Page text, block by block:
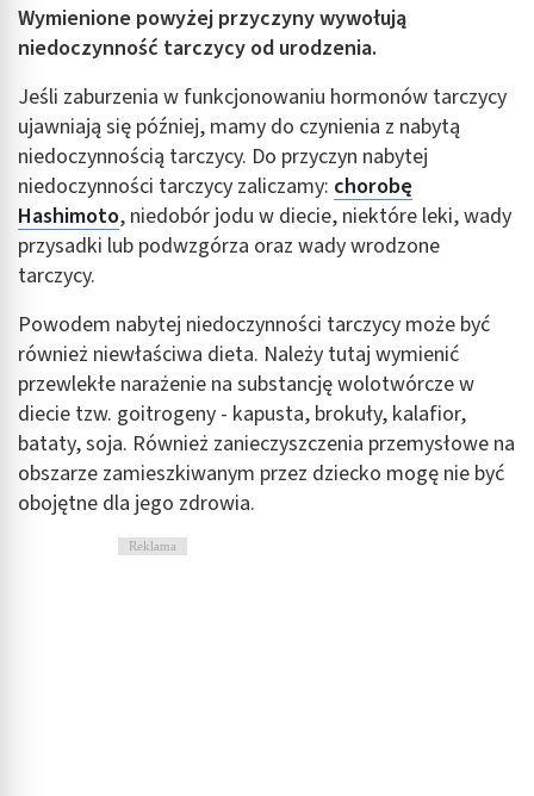
Wymienione powyżej przyczyny wywołują
niedoczynność tarczycy od urodzenia.
Jeśli zaburzenia w funkcjonowaniu hormonów tarczycy
ujawniają się później, mamy do czynienia z nabytą
niedoczynnością tarczycy. Do przyczyn nabytej
niedoczynności tarczycy zaliczamy: chorobę
Hashimoto, niedobór jodu w diecie, niektóre leki, wady
przysadki lub podwzgórza oraz wady wrodzone
tarczycy.
Powodem nabytej niedoczynności tarczycy może być
również niewłaściwa dieta. Należy tutaj wymienić
przewlekłe narażenie na substancję wolotwórcze w
diecie tzw. goitrogeny - kapusta, brokuły, kalafior,
bataty, soja. Również zanieczyszczenia przemysłowe na
obszarze zamieszkiwanym przez dziecko mogę nie być
obojętne dla jego zdrowia.
Reklama